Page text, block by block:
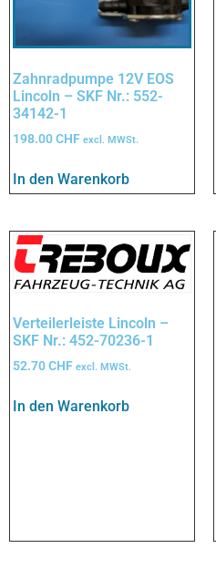
Zahnradpumpe 12V EOS
Lincoln – SKF Nr.: 552-
34142-1
198.00CHF excl. MWSt.
In den Warenkorb
Verteilerleiste Lincoln –
SKF Nr.: 452-70236-1
52.70CHF excl. MWSt.
In den Warenkorb